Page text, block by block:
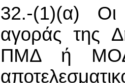
32.-(1)(α) Οι
αγοράς της
ΠΜΔ ή ΜΟΔ